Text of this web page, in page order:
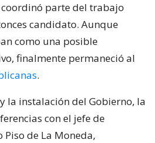
parte del trabajo
candidato. Aunque
como una posible
finalmente permaneció al
.
la instalación del Gobierno, la
con el jefe de
Piso de La Moneda,